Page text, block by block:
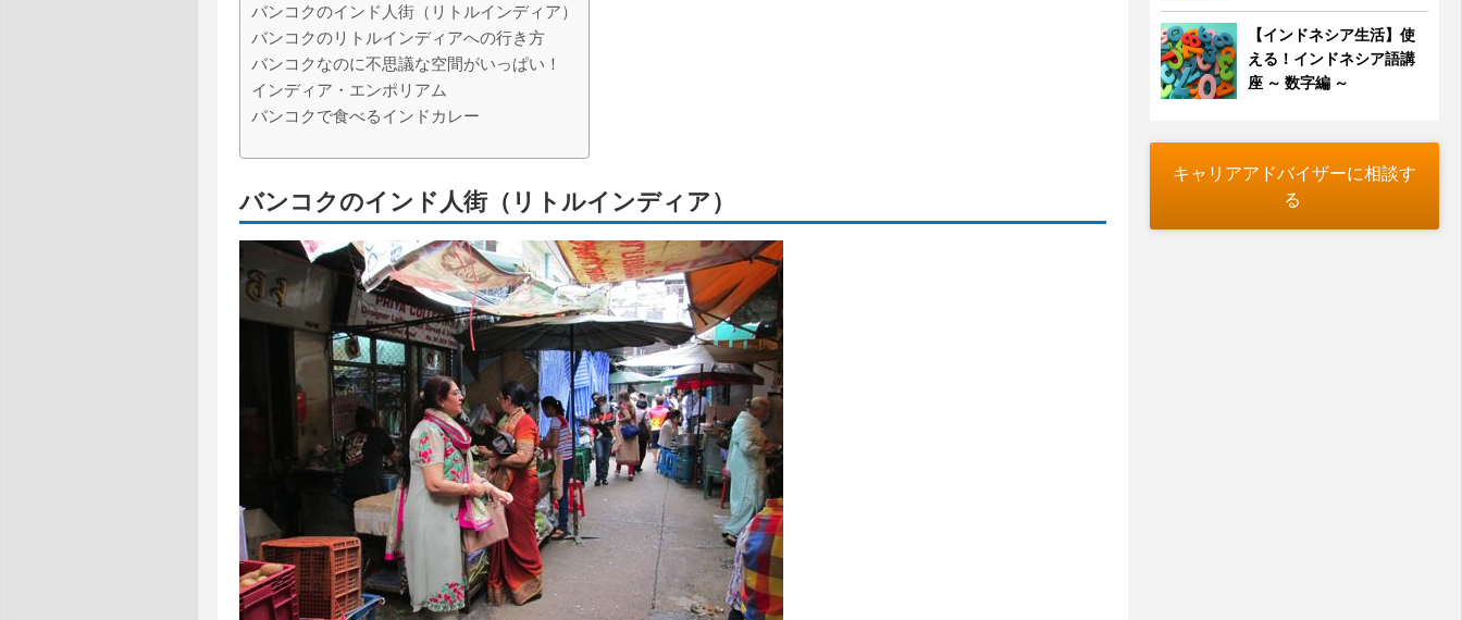
バンコクのインド人街（リトルインディア）
バンコクのリトルインディアへの行き方
バンコクなのに不思議な空間がいっぱい！
インディア・エンポリアム
バンコクで食べるインドカレー
バンコクのインド人街（リトルインディア）
【インドネシア生活】使
える！インドネシア語講
座 ～ 数字編 ～
キャリアアドバイザーに相談す
る